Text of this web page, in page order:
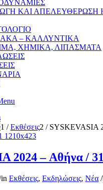
ΚΑΙ
– ΚΑΛΛΥΝΤΙΚΑ
ΧΗΜΙΚΑ, ΛΙΠΑΣΜΑΤΑ
1 / Εκθέσεις2 / SYSKEVASIA
2024 – Αθήνα /
in Εκθέσεις, Εκδηλώσεις, Νέα /